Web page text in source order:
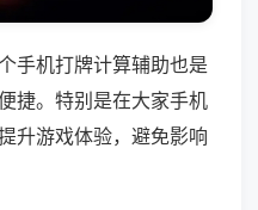
手机打牌计算辅助也是
捷。特别是在大家手机
升游戏体验，避免影响